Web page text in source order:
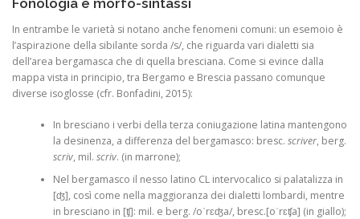
Fonologia e morfo-sintassi
In entrambe le varietà si notano anche fenomeni comuni: un esemoio è
l’aspirazione della sibilante sorda /s/, che riguarda vari dialetti sia
dell’area bergamasca che di quella bresciana. Come si evince dalla
mappa vista in principio, tra Bergamo e Brescia passano comunque
diverse isoglosse (cfr. Bonfadini, 2015):
In bresciano i verbi della terza coniugazione latina mantengono
la desinenza, a differenza del bergamasco: bresc. scriver, berg.
scriv, mil. scriv. (in marrone);
Nel bergamasco il nesso latino CL intervocalico si palatalizza in
[ʤ], così come nella maggioranza dei dialetti lombardi, mentre
in bresciano in [ʧ]: mil. e berg. /oˈrɛʤa/, bresc.[oˈrɛʧa] (in giallo);